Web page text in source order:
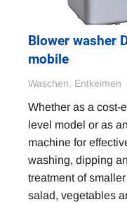
Blower washer
mobile
Waschen, Entkeimen
Whether as a cost-
level model or as
machine for
washing, dipping
treatment of
salad, vegetables